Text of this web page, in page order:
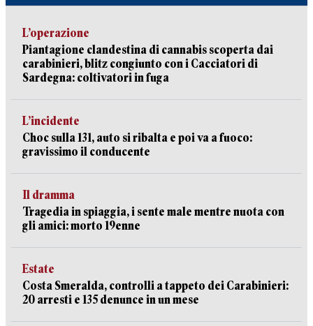
L’operazione
Piantagione clandestina di cannabis scoperta dai
carabinieri, blitz congiunto con i Cacciatori di
Sardegna: coltivatori in fuga
L’incidente
Choc sulla 131, auto si ribalta e poi va a fuoco:
gravissimo il conducente
Il dramma
Tragedia in spiaggia, i sente male mentre nuota con
gli amici: morto 19enne
Estate
Costa Smeralda, controlli a tappeto dei Carabinieri:
20 arresti e 135 denunce in un mese